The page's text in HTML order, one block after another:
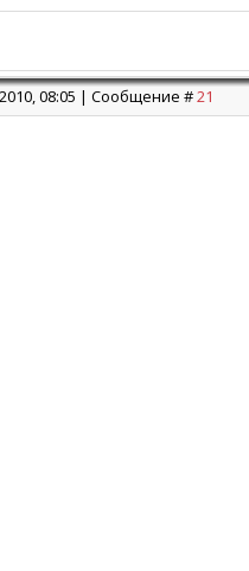
08:05 | Сообщение #21